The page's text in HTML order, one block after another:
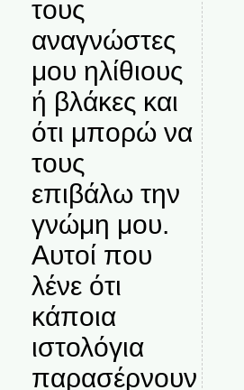
τους
αναγνώστες
μου ηλίθιους
ή βλάκες και
ότι μπορώ να
τους
επιβάλω την
γνώμη μου.
Αυτοί που
λένε ότι
κάποια
ιστολόγια
παρασέρνουν